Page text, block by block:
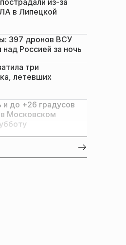
из-за
в Липецкой
397 дронов ВСУ
Россией за ночь
три
летевших
и до +26 градусов
Московском